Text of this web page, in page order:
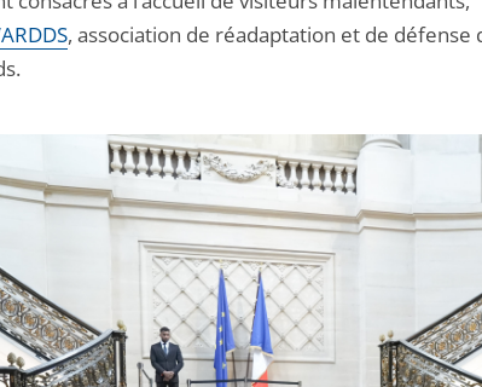
, association de réadaptation et de défense